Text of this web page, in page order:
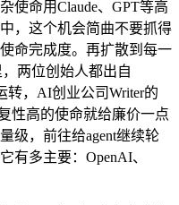
使命用Claude、GPT等高
，这个机会简曲不要抓得
命完成度。再扩散到每一
两位创始人都出自
转，AI创业公司Writer的
性高的使命就给廉价一点
级，前往给agent继续轮
有多主要：OpenAI、